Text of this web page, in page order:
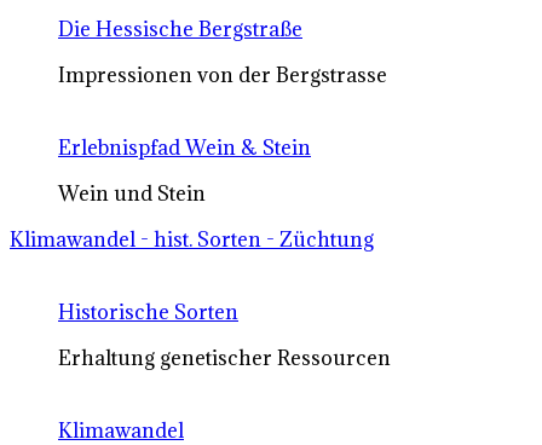
Die Hessische Bergstraße
Impressionen von der Bergstrasse
Erlebnispfad Wein & Stein
Wein und Stein
Klimawandel - hist. Sorten - Züchtung
Historische Sorten
Erhaltung genetischer Ressourcen
Klimawandel